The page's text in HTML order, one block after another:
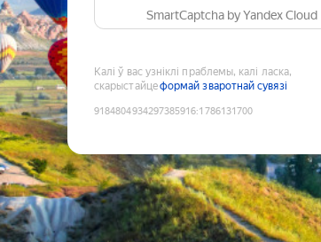
SmartCaptcha by Yandex Cloud
Калі ў вас узніклі праблемы, калі ласка,
скарыстайцеформай зваротнай сувязі
9184804934297385916:1786131700